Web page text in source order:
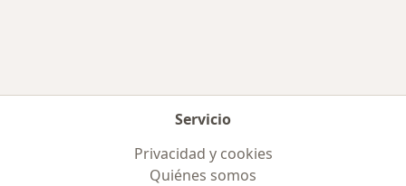
Servicio
Privacidad y cookies
Quiénes somos